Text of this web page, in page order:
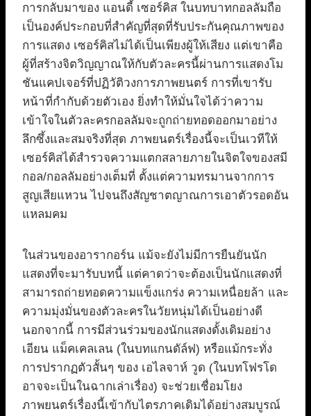
การกลับมาของ แอนดี้ เซอร์คิส ในบทบาทกอลลัมถือ
เป็นองค์ประกอบที่สำคัญที่สุดที่รับประกันคุณภาพของ
การแสดง เซอร์คิสไม่ได้เป็นเพียงผู้ให้เสียง แต่เขาคือ
ผู้ที่สร้างจิตวิญญาณให้กับตัวละครนี้ผ่านการแสดงโม
ชันแคปเจอร์ที่ปฏิวัติวงการภาพยนตร์ การที่เขารับ
หน้าที่กำกับด้วยตัวเอง ยิ่งทำให้มั่นใจได้ว่าความ
เข้าใจในตัวละครกอลลัมจะถูกถ่ายทอดออกมาอย่าง
ลึกซึ้งและสมจริงที่สุด ภาพยนตร์เรื่องนี้จะเป็นเวทีให้
เซอร์คิสได้สำรวจความแตกสลายภายในจิตใจของสมี
กอล/กอลลัมอย่างเต็มที่ ตั้งแต่ความทรมานจากการ
สูญเสียแหวน ไปจนถึงสัญชาตญาณการเอาตัวรอดอัน
แหลมคม
ในส่วนของอารากอร์น แม้จะยังไม่มีการยืนยันนัก
แสดงที่จะมารับบทนี้ แต่คาดว่าจะต้องเป็นนักแสดงที่
สามารถถ่ายทอดความแข็งแกร่ง ความเหนื่อยล้า และ
ความมุ่งมั่นของตัวละครในวัยหนุ่มได้เป็นอย่างดี
นอกจากนี้ การมีส่วนร่วมของนักแสดงดั้งเดิมอย่าง
เอียน แม็คเคลเลน (ในบทแกนดัล์ฟ) หรือแม้กระทั่ง
การปรากฏตัวสั้นๆ ของ เอไลจาห์ วูด (ในบทโฟรโด
อาจจะเป็นในฉากเล่าเรื่อง) จะช่วยเชื่อมโยง
ภาพยนตร์เรื่องนี้เข้ากับไตรภาคเดิมได้อย่างสมบูรณ์